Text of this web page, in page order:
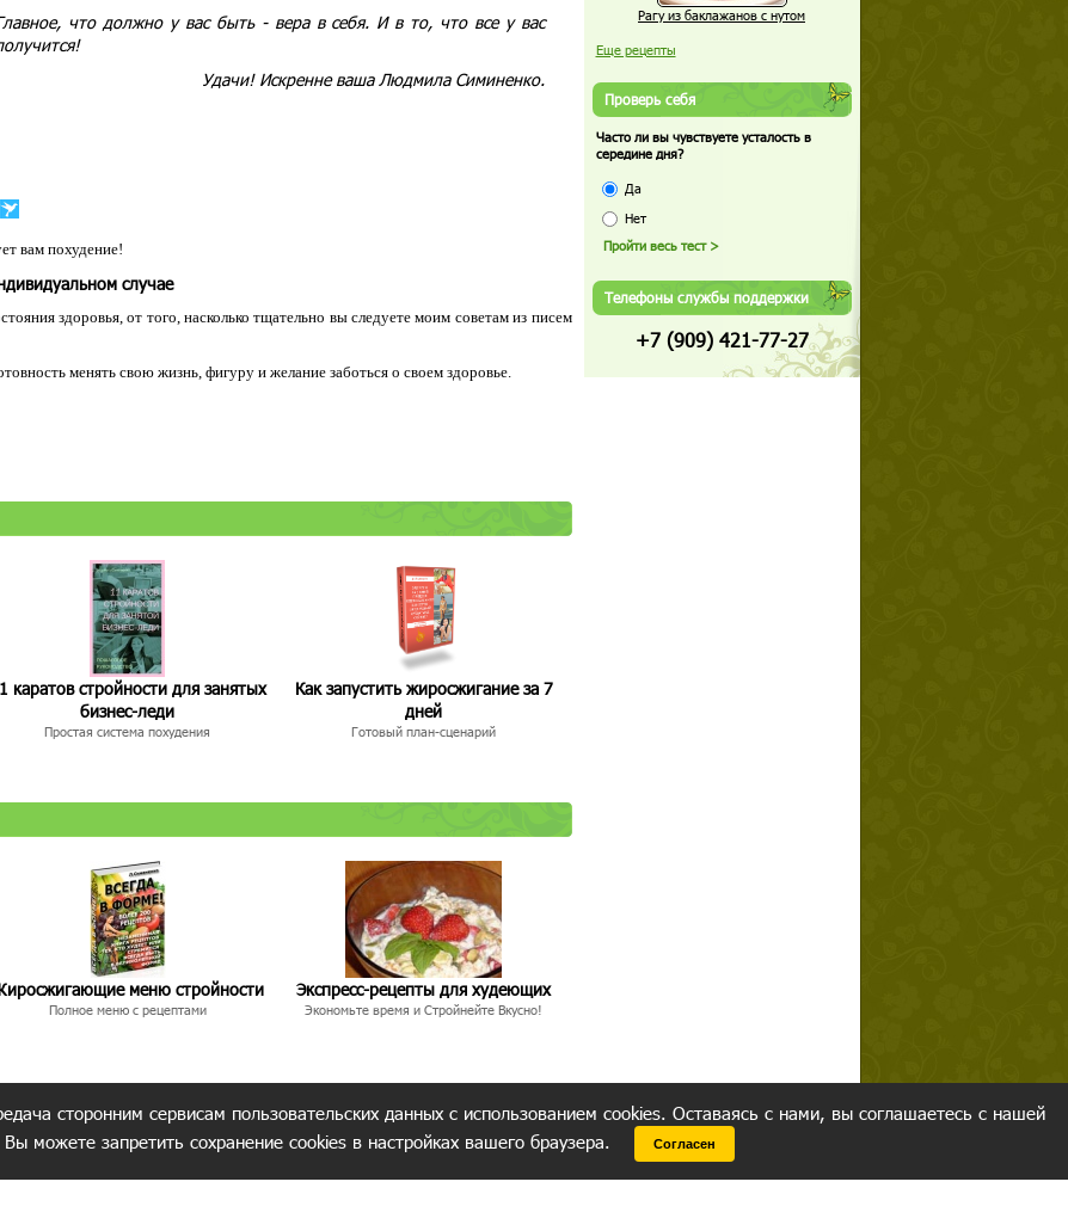
что должно у вас быть - вера в себя. И в то, что все у вас
Удачи! Искренне ваша Людмила Симиненко.
вам похудение!
случае
здоровья, от того, насколько тщательно вы следуете моим советам из писем
менять свою жизнь, фигуру и желание заботься о своем здоровье.
каратов стройности для занятых
бизнес-леди
Простая система похудения
Как запустить жиросжигание за 7
дней
Готовый план-сценарий
меню стройности
Полное меню с рецептами
Экспресс-рецепты для худеющих
Экономьте время и Стройнейте Вкусно!
Рагу из баклажанов с нутом
Еще рецепты
Проверь себя
Часто ли вы чувствуете усталость в
середине дня?
Да
Нет
Телефоны службы поддержки
+7 (909) 421-77-27
сторонним сервисам пользовательских данных с использованием cookies. Оставаясь с нами, вы соглашаетесь с нашей
можете запретить сохранение cookies в настройках вашего браузера. Согласен